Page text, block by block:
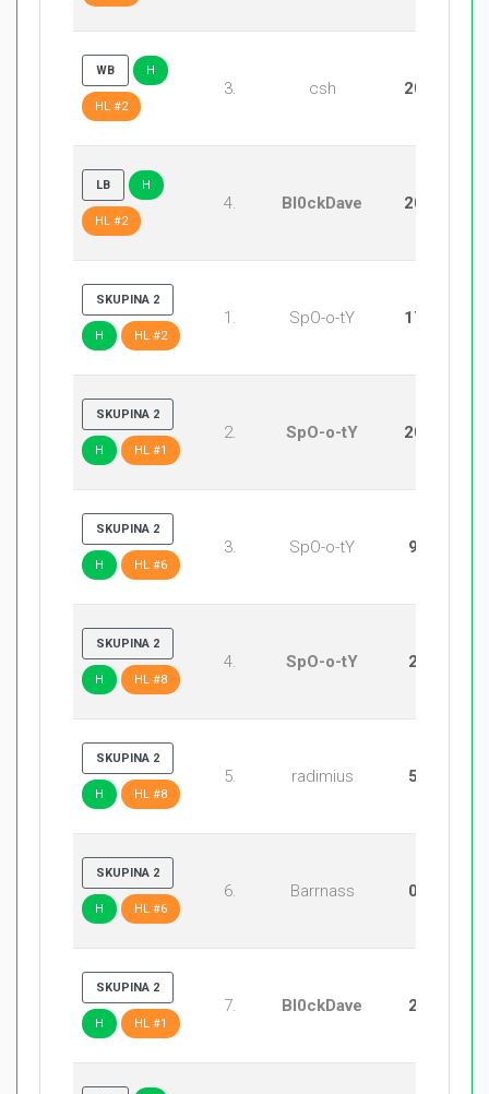
WB H
HL #2
3. csh 20:16
LB H
HL #2
4. Bl0ckDave 20:13
SKUPINA 2
H HL #2
1. SpO-o-tY 17:18
SKUPINA 2
H HL #1
2. SpO-o-tY 20:15
SKUPINA 2
H HL #6
3. SpO-o-tY 9:20
SKUPINA 2
H HL #8
4. SpO-o-tY 20:8
SKUPINA 2
H HL #8
5. radimius 5:15
SKUPINA 2
H HL #6
6. Barrnass 0:20
SKUPINA 2
H HL #1
7. Bl0ckDave 20:8